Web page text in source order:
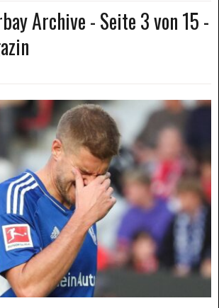
Archive - Seite 3 von 15 -